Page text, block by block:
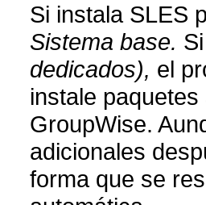
Si instala SLES
Sistema base.
dedicados), el
instale
GroupWise.
adicionales
forma que se